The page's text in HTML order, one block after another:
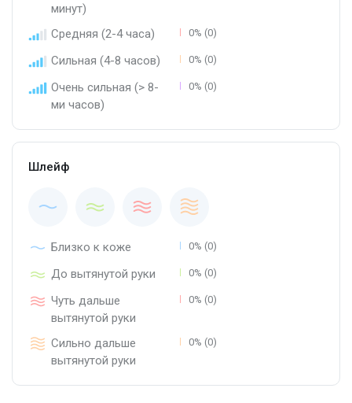
минут)
Средняя (2-4 часа) 0% (0)
Сильная (4-8 часов) 0% (0)
Очень сильная (> 8-
ми часов)
0% (0)
Шлейф
Близко к коже 0% (0)
До вытянутой руки 0% (0)
Чуть дальше
вытянутой руки
0% (0)
Сильно дальше
вытянутой руки
0% (0)